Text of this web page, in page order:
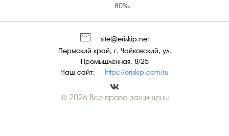
80%.
Наш сайт: https://eriskip.com/ru
Пермский край, г. Чайковский, ул.
Промышленная, 8/25
site@eriskip.net
© 2026 Все права защищены